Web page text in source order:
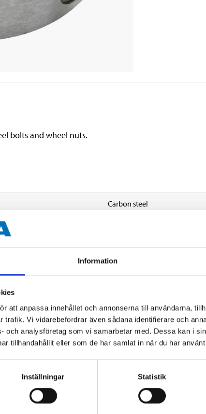
Information
att anpassa innehållet och annonserna till användarna,
trafik. Vi vidarebefordrar även sådana identifierare och
och analysföretag som vi samarbetar med. Dessa kan i
tillhandahållit eller som de har samlat in när du har
Inställningar Statistik
bolts and wheel nuts.
Carbon steel
Fine
Other customers also bought